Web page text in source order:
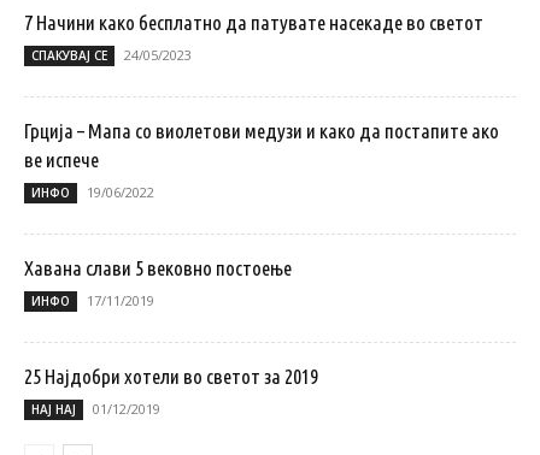
7 Начини како бесплатно да патувате насекаде во светот
СПАКУВАЈ СЕ 24/05/2023
Грција – Мапа со виолетови медузи и како да постапите ако
ве испече
ИНФО 19/06/2022
Хавана слави 5 вековно постoење
ИНФО 17/11/2019
25 Најдобри хотели во светот за 2019
НАЈ НАЈ 01/12/2019